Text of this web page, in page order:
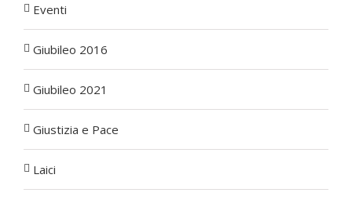
Eventi
Giubileo 2016
Giubileo 2021
Giustizia e Pace
Laici